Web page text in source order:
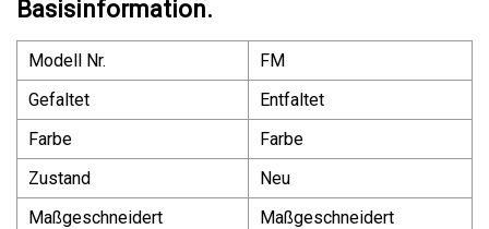
Basisinformation.
Modell Nr.
FM
Gefaltet
Entfaltet
Farbe
Farbe
Zustand
Neu
Maßgeschneidert
Maßgeschneidert